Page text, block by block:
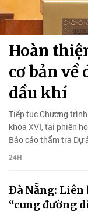
Hoàn
cơ bản về
dầu khí
Tiếp tục Chương
khóa XVI, tại phiên
Báo cáo thẩm tra Dự
24H
Đà Nẵng:
“cung đường